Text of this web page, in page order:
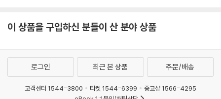
이 상품을 구입하신 분들이 산 분야 상품
로그인 최근 본 상품 주문/배송
고객센터 1544-3800 티켓 1544-6399
중고샵 1566-4295